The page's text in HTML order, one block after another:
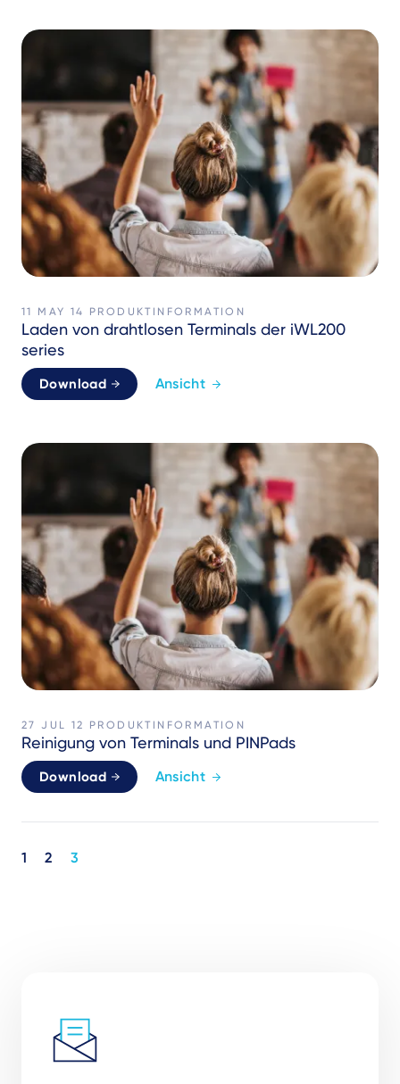
11 MAY 14 PRODUKTINFORMATION
Laden von drahtlosen Terminals der iWL200
series
Download Ansicht
27 JUL 12 PRODUKTINFORMATION
Reinigung von Terminals und PINPads
Download Ansicht
Pagination
1 2 3